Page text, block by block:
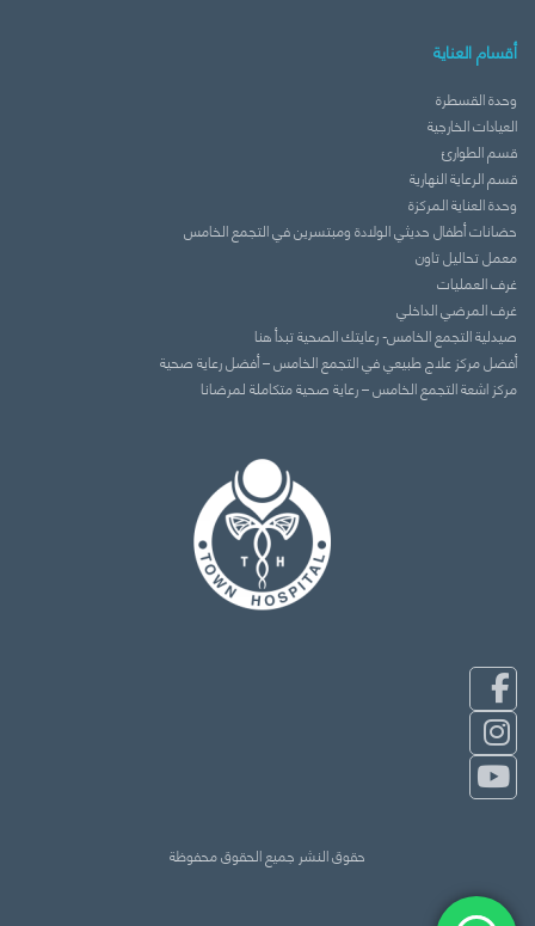
أقسام العناية
وحدة القسطرة
العيادات الخارجية
قسم الطوارئ
قسم الرعاية النهارية
وحدة العناية المركزة
حضانات أطفال حديثي الولادة ومبتسرين في التجمع الخامس
معمل تحاليل تاون
غرف العمليات
غرف المرضي الداخلي
صيدلية التجمع الخامس- رعايتك الصحية تبدأ هنا
أفضل مركز علاج طبيعي في التجمع الخامس – أفضل رعاية صحية
مركز اشعة التجمع الخامس – رعاية صحية متكاملة لمرضانا
حقوق النشر جميع الحقوق محفوظة